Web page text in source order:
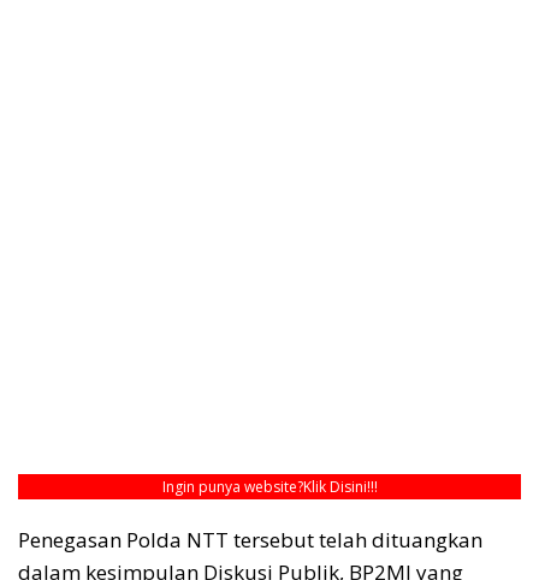
Ingin punya website?Klik Disini!!!
Penegasan Polda NTT tersebut telah dituangkan
dalam kesimpulan Diskusi Publik, BP2MI yang